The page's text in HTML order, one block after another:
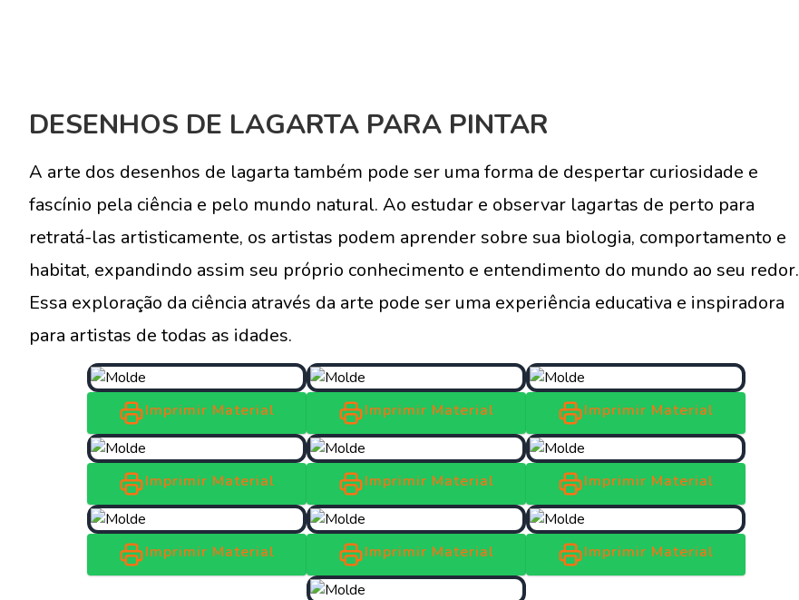
DESENHOS DE LAGARTA PARA PINTAR
A arte dos desenhos de lagarta também pode ser uma forma de despertar curiosidade e
fascínio pela ciência e pelo mundo natural. Ao estudar e observar lagartas de perto para
retratá-las artisticamente, os artistas podem aprender sobre sua biologia, comportamento e
habitat, expandindo assim seu próprio conhecimento e entendimento do mundo ao seu redor.
Essa exploração da ciência através da arte pode ser uma experiência educativa e inspiradora
para artistas de todas as idades.
Imprimir Material Imprimir Material Imprimir Material
Imprimir Material Imprimir Material Imprimir Material
Imprimir Material Imprimir Material Imprimir Material